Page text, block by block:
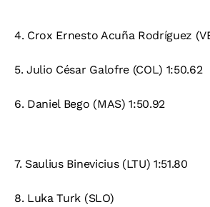
4. Crox Ernesto Acuña Rodríguez
5. Julio César Galofre (COL) 1:50.62
6. Daniel Bego (MAS) 1:50.92
7. Saulius Binevicius (LTU) 1:51.80
8. Luka Turk (SLO)